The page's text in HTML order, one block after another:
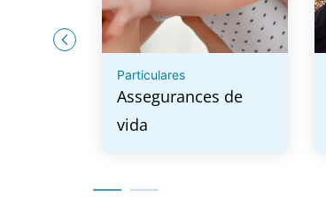
Particulares
Assegurances de
vida